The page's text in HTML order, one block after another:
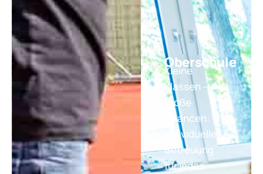
Oberschule
Kleine
Klassen –
große
Chancen:
Individuelle
Betreuung
für jedes